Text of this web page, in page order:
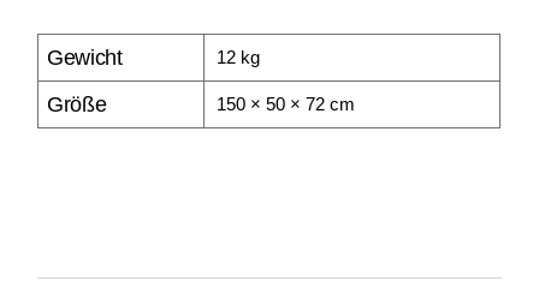
Gewicht 12 kg
Größe 150 × 50 × 72 cm